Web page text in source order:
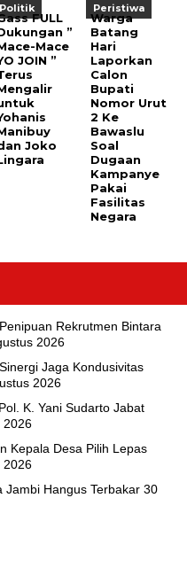
Politik
FULL
”
Mace
JOIN ”
Joko
Peristiwa
Warga
Batang
Hari
Laporkan
Calon
Bupati
Nomor Urut
2 Ke
Bawaslu
Soal
Dugaan
Kampanye
Pakai
Fasilitas
Negara
Rekrutmen Bintara
2026
Jaga Kondusivitas
2026
K. Yani Sudarto Jabat
2026
Kepala Desa Pilih Lepas
2026
Jambi Hangus Terbakar 30